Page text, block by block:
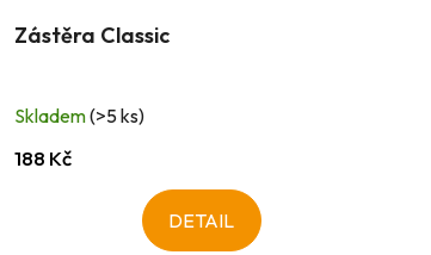
Zástěra Classic
Skladem(>5 ks)
188 Kč
DETAIL